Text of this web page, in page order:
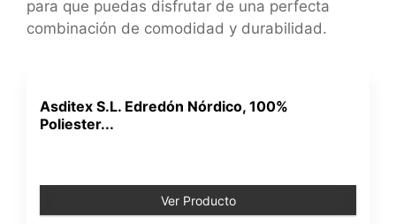
para que puedas disfrutar de una perfecta
combinación de comodidad y durabilidad.
Asditex S.L. Edredón Nórdico, 100%
Poliester...
Ver Producto